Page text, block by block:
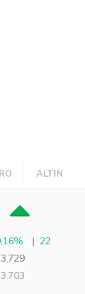
ALTIN
| 22